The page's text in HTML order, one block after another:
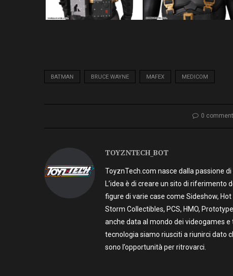
BATMAN BRUCE WAYNE MAFEX MEDICOM
0 comment
TOYZNTECH_BOT
ToyznTech.com nasce dalla passione
L’idea è di creare un sito di
figure di varie case come Sideshow,
Storm Collectibles, PCS, HMO,
anche data al mondo dei videogames
tecnologia siamo riusciti a riunirci dato
sono l’opportunità per ritrovarci.